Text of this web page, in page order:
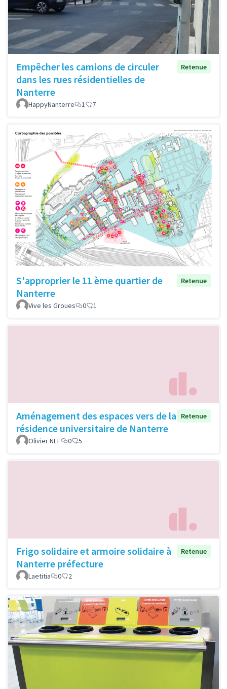
Empêcher les camions de circuler
dans les rues résidentielles de
Nanterre
Retenue
HappyNanterre 1 7
S'approprier le 11 ème quartier de
Nanterre
Retenue
Vive les Groues 0 1
Aménagement des espaces vers de la
résidence universitaire de Nanterre
Retenue
Olivier NEF 0 5
Frigo solidaire et armoire solidaire à
Nanterre préfecture
Retenue
Laetitia 0 2